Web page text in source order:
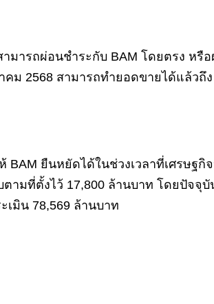
มารถผ่อนชำระกับ BAM โดยตรง หรื
ม 2568 สามารถทำยอดขายได้แล้วถึ
BAM ยืนหยัดได้ในช่วงเวลาที่เศรษฐ
ามที่ตั้งไว้ 17,800 ล้านบาท โดยปัจจุ
เมิน 78,569 ล้านบาท